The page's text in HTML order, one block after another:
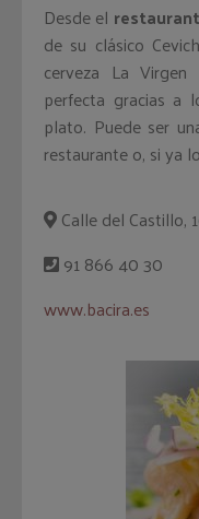
Desde el
de su clásico
cerveza La Virgen
perfecta gracias a
plato. Puede ser
restaurante o, si ya
Calle del Castillo,
91 866 40 30
www.bacira.es